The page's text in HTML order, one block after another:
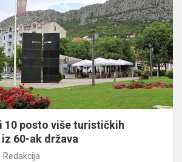
10 posto više turističkih
60-ak država
Redakcija